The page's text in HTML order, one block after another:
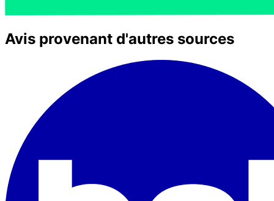
Avis provenant d'autres sources